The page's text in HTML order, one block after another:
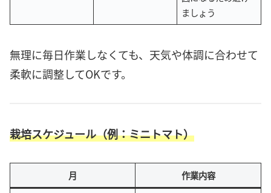
ましょう
無理に毎日作業しなくても、天気や体調に合わせて
柔軟に調整してOKです。
栽培スケジュール（例：ミニトマト）
月
作業内容